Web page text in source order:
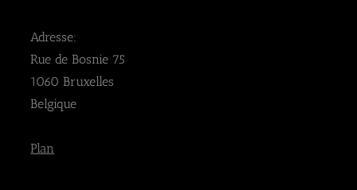
Adresse:
Rue de Bosnie 75
1060 Bruxelles
Belgique
Plan